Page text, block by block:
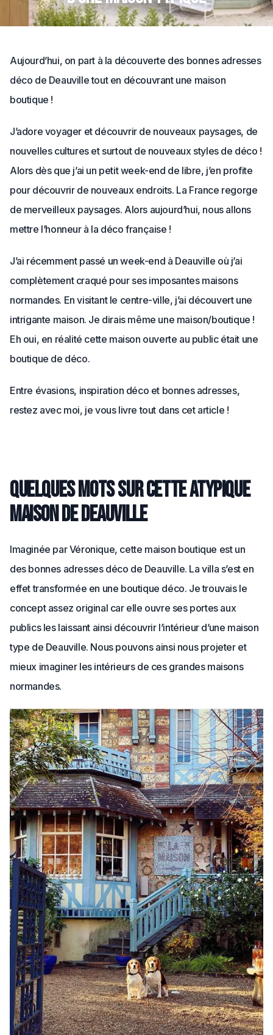
Aujourd’hui, on part à la découverte des bonnes adresses
déco de Deauville tout en découvrant une maison
boutique !
J’adore voyager et découvrir de nouveaux paysages, de
nouvelles cultures et surtout de nouveaux styles de déco !
Alors dès que j’ai un petit week-end de libre, j’en profite
pour découvrir de nouveaux endroits. La France regorge
de merveilleux paysages. Alors aujourd’hui, nous allons
mettre l’honneur à la déco française !
J’ai récemment passé un week-end à Deauville où j’ai
complètement craqué pour ses imposantes maisons
normandes. En visitant le centre-ville, j’ai découvert une
intrigante maison. Je dirais même une maison/boutique !
Eh oui, en réalité cette maison ouverte au public était une
boutique de déco.
Entre évasions, inspiration déco et bonnes adresses,
restez avec moi, je vous livre tout dans cet article !
Quelques mots sur cette atypique
maison de Deauville
Imaginée par Véronique, cette maison boutique est un
des bonnes adresses déco de Deauville. La villa s’est en
effet transformée en une boutique déco. Je trouvais le
concept assez original car elle ouvre ses portes aux
publics les laissant ainsi découvrir l’intérieur d’une maison
type de Deauville. Nous pouvons ainsi nous projeter et
mieux imaginer les intérieurs de ces grandes maisons
normandes.